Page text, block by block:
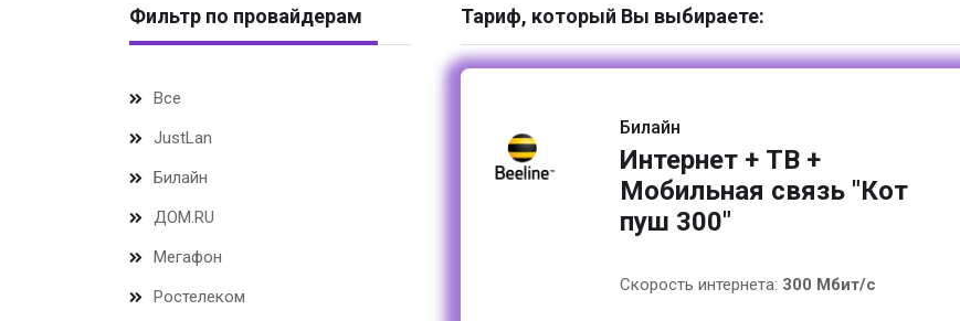
Фильтр по провайдерам
Все
JustLan
Билайн
ДОМ.RU
Мегафон
Ростелеком
Тариф, который Вы выбираете:
Билайн
Интернет + ТВ +
Мобильная связь "Кот
пуш 300"
Скорость интернета: 300 Мбит/с